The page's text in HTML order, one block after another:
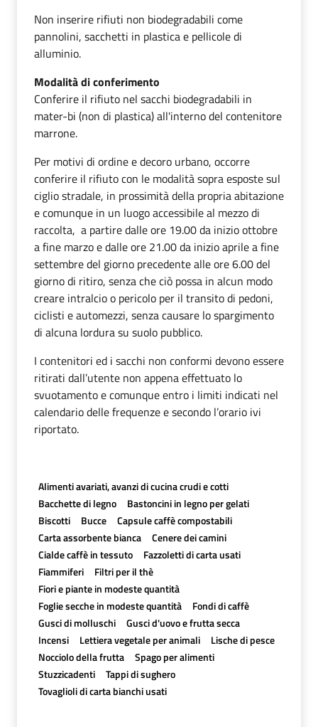
Non inserire rifiuti non biodegradabili come
pannolini, sacchetti in plastica e pellicole di
alluminio.
Modalità di conferimento
Conferire il rifiuto nel sacchi biodegradabili in
mater-bi (non di plastica) all'interno del contenitore
marrone.
Per motivi di ordine e decoro urbano, occorre
conferire il rifiuto con le modalità sopra esposte sul
ciglio stradale, in prossimità della propria abitazione
e comunque in un luogo accessibile al mezzo di
raccolta, a partire dalle ore 19.00 da inizio ottobre
a fine marzo e dalle ore 21.00 da inizio aprile a fine
settembre del giorno precedente alle ore 6.00 del
giorno di ritiro, senza che ciò possa in alcun modo
creare intralcio o pericolo per il transito di pedoni,
ciclisti e automezzi, senza causare lo spargimento
di alcuna lordura su suolo pubblico.
I contenitori ed i sacchi non conformi devono essere
ritirati dall’utente non appena effettuato lo
svuotamento e comunque entro i limiti indicati nel
calendario delle frequenze e secondo l’orario ivi
riportato.
Alimenti avariati, avanzi di cucina crudi e cotti
Bacchette di legno
Bastoncini in legno per gelati
Biscotti
Bucce
Capsule caffè compostabili
Carta assorbente bianca
Cenere dei camini
Cialde caffè in tessuto
Fazzoletti di carta usati
Fiammiferi
Filtri per il thè
Fiori e piante in modeste quantità
Foglie secche in modeste quantità
Fondi di caffè
Gusci di molluschi
Gusci d'uovo e frutta secca
Incensi
Lettiera vegetale per animali
Lische di pesce
Nocciolo della frutta
Spago per alimenti
Stuzzicadenti
Tappi di sughero
Tovaglioli di carta bianchi usati